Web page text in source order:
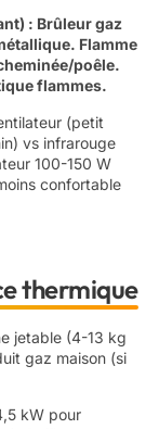
: Brûleur gaz
Flamme
poêle.
flammes.
(petit
vs infrarouge
100-150 W
confortable
thermique
jetable (4-13 kg
gaz maison (si
kW pour